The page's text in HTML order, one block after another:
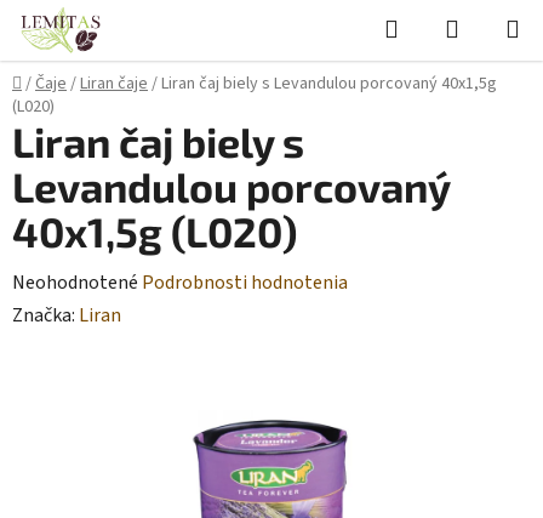
Prejsť
obsah
Hľadať
KOŠÍK
Domov
/Čaje/Liran čaje/Liran čaj biely s Levandulou porcovaný 40x1,5g
(L020)
Liran čaj biely s
Levandulou porcovaný
40x1,5g (L020)
Priemerné
hodnotenie
Neohodnotené Podrobnosti hodnotenia
Značka: Liran